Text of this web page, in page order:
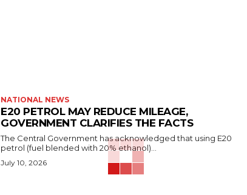
NATIONAL NEWS
E20 PETROL MAY REDUCE MILEAGE,
GOVERNMENT CLARIFIES THE FACTS
The Central Government has acknowledged that using E20
petrol (fuel blended with 20% ethanol)...
July 10, 2026